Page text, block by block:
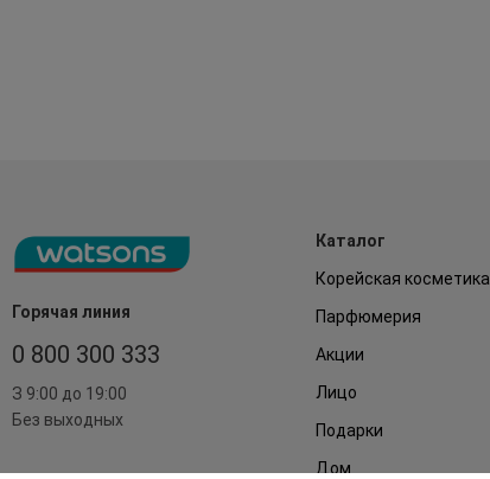
Горячая линия
0 800 300 333
З 9:00 до 19:00
Без выходных
Каталог
Корейская косметика
Парфюмерия
Акции
Лицо
Подарки
Дом